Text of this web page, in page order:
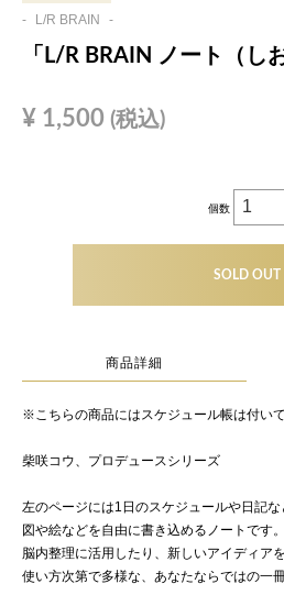
-
L/R BRAIN -
「L/R BRAIN ノート（し
¥ 1,500 (税込)
個数
SOLD OUT
商品詳細
※こちらの商品にはスケジュール帳は付いて
柴咲コウ、プロデュースシリーズ
左のページには1日のスケジュールや日記
図や絵などを自由に書き込めるノートです。
脳内整理に活用したり、新しいアイディア
使い方次第で多様な、あなたならではの一